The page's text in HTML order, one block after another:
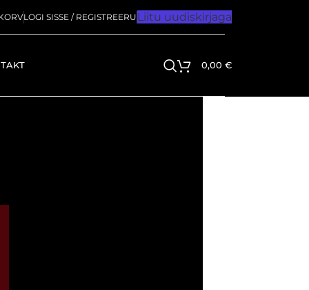
LOGI SISSE / REGISTREERU Liitu uudiskirjaga
0,00 €